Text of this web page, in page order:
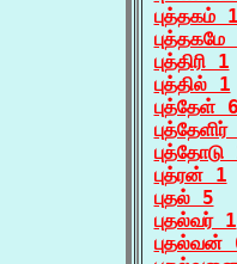
புத்தகம் 1
புத்தகமே
புத்திரி 1
புத்தில் 1
புத்தேள் 6
புத்தோடு
புத்ரன் 1
புதல் 5
புதல்வர் 1
புதல்வன்